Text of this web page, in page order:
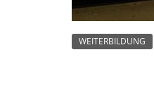
WEITERBILDUNG